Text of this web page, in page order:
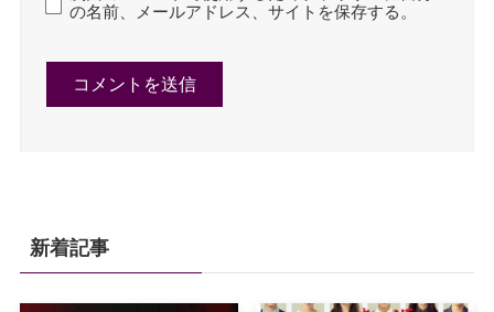
の名前、メールアドレス、サイトを保存する。
新着記事